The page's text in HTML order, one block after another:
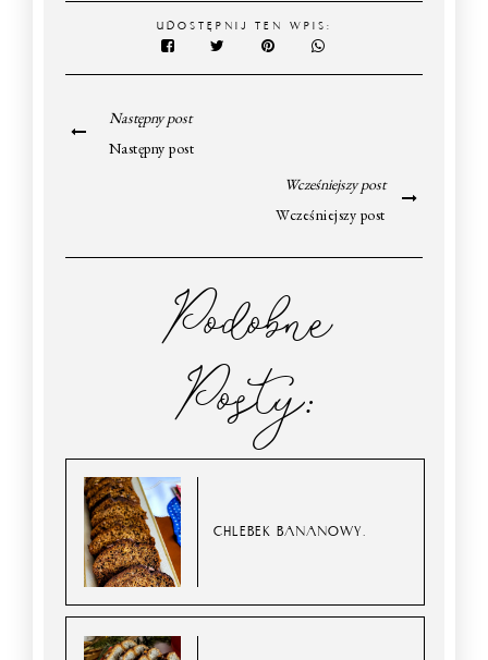
UDOSTĘPNIJ TEN WPIS:
Następny post
Następny post
Wcześniejszy post
Wcześniejszy post
Podobne
Posty:
CHLEBEK BANANOWY.